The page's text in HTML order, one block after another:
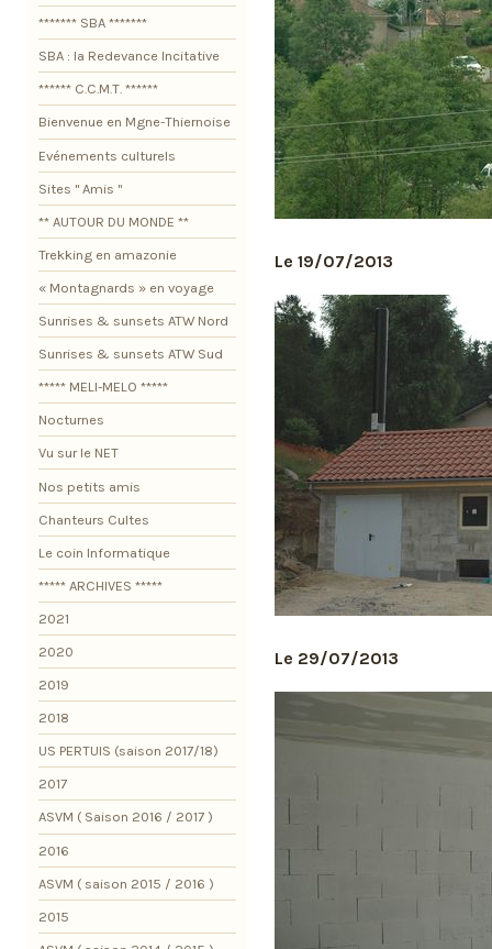
Le 19/07/2013
Le 29/07/2013
******* SBA *******
SBA : la Redevance Incitative
****** C.C.M.T. ******
Bienvenue en Mgne-Thiernoise
Evénements culturels
Sites " Amis "
** AUTOUR DU MONDE **
Trekking en amazonie
« Montagnards » en voyage
Sunrises & sunsets ATW Nord
Sunrises & sunsets ATW Sud
***** MELI-MELO *****
Nocturnes
Vu sur le NET
Nos petits amis
Chanteurs Cultes
Le coin Informatique
***** ARCHIVES *****
2021
2020
2019
2018
US PERTUIS (saison 2017/18)
2017
ASVM ( Saison 2016 / 2017 )
2016
ASVM ( saison 2015 / 2016 )
2015